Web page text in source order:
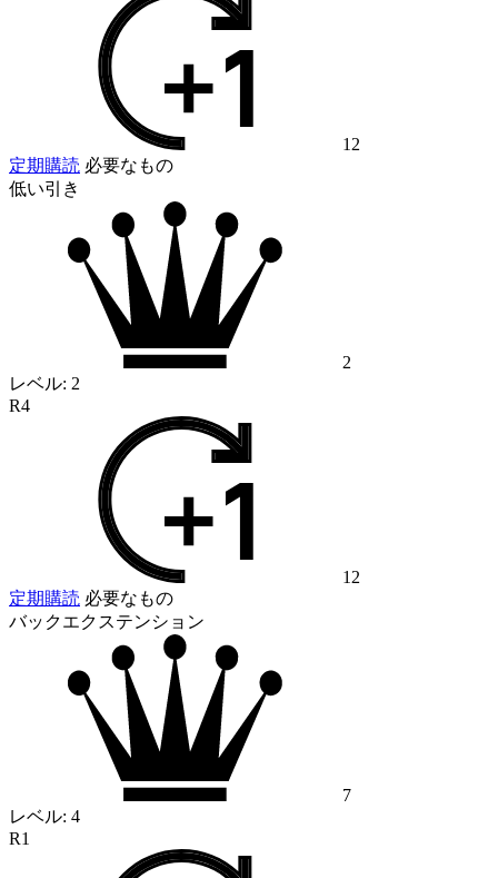
12
定期購読 必要なもの
低い引き
2
レベル: 2
R4
12
定期購読 必要なもの
バックエクステンション
7
レベル: 4
R1